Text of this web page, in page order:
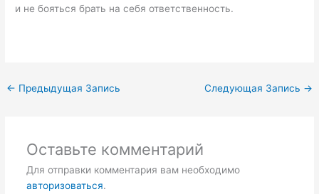
и не бояться брать на себя ответственность.
← Предыдущая Запись Следующая Запись →
Оставьте комментарий
Для отправки комментария вам необходимо
авторизоваться.